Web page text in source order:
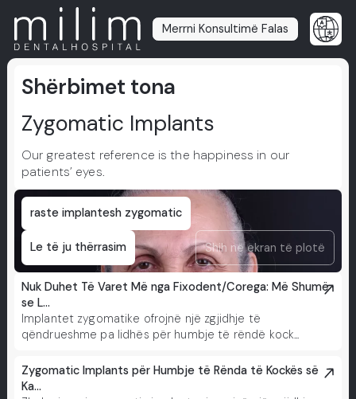
Merrni Konsultimë Falas
Shërbimet tona
Zygomatic Implants
Our greatest reference is the happiness in our
patients’ eyes.
raste implantesh zygomatic
Le të ju thërrasim Shih në ekran të plotë
Nuk Duhet Të Varet Më nga Fixodent/Corega: Më Shumë
se L...
Implantet zygomatike ofrojnë një zgjidhje të
qëndrueshme pa lidhës për humbje të rëndë kock...
Zygomatic Implants për Humbje të Rënda të Kockës së
Ka...